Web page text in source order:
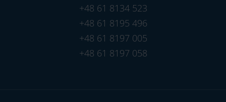
+48 61 8134 523
+48 61 8195 496
+48 61 8197 005
+48 61 8197 058